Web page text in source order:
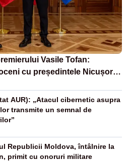
Vasile Tofan:
cu președintele Nicușor
AUR): „Atacul cibernetic asupra
transmite un semnal de
Republicii Moldova, întâlnire la
primit cu onoruri militare